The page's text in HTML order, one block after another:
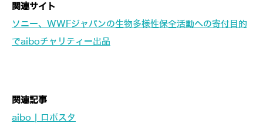
関連サイト
ソニー、WWFジャパンの生物多様性保全活動への寄付目的
でaiboチャリティー出品
関連記事
aibo | ロボスタ